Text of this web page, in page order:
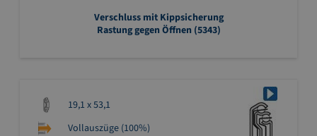
Verschluss mit Kippsicherung
Rastung gegen Öffnen (5343)
19,1 x 53,1
Vollauszüge (100%)